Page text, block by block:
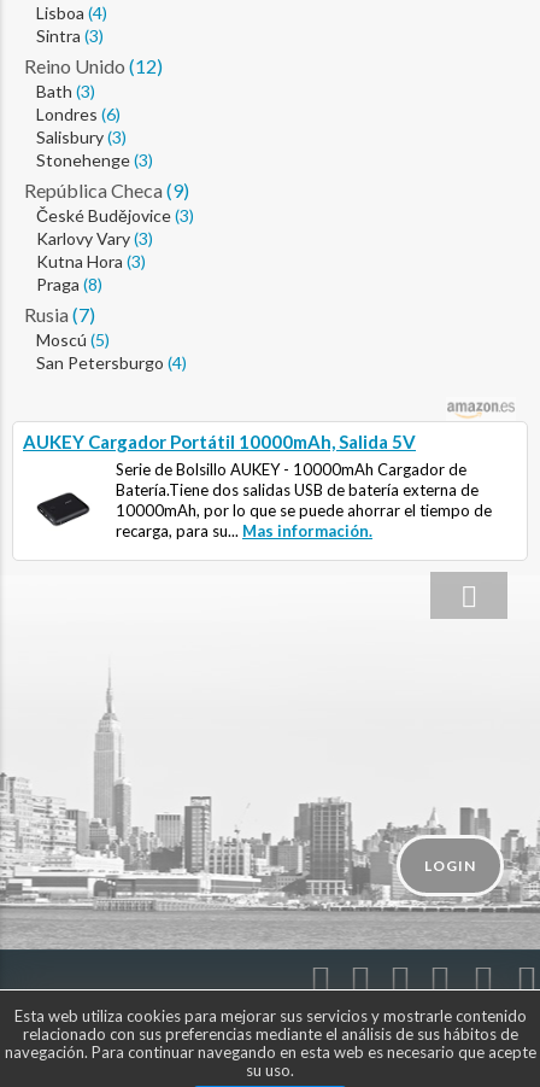
Lisboa (4)
Sintra (3)
Reino Unido (12)
Bath (3)
Londres (6)
Salisbury(3)
Stonehenge(3)
República Checa (9)
České Budějovice(3)
Karlovy Vary(3)
Kutna Hora (3)
Praga (8)
Rusia (7)
Moscú (5)
San Petersburgo (4)
AUKEY Cargador Portátil 10000mAh, Salida 5V
Serie de Bolsillo AUKEY - 10000mAh Cargador de
Batería.Tiene dos salidas USB de batería externa de
10000mAh, por lo que se puede ahorrar el tiempo de
recarga, para su... Mas información.
LOGIN
© Compartetusviajes.com
Esta web utiliza cookies para mejorar sus servicios y mostrarle contenido
relacionado con sus preferencias mediante el análisis de sus hábitos de
navegación. Para continuar navegando en esta web es necesario que acepte
su uso.